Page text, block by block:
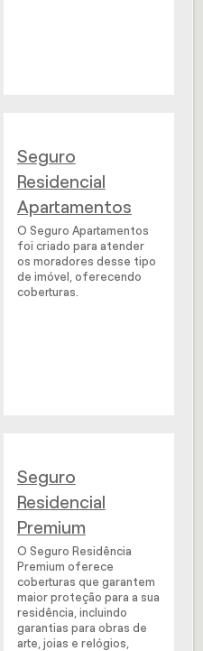
Seguro
Residencial
Apartamentos
O Seguro Apartamentos
foi criado para atender
os moradores desse tipo
de imóvel, oferecendo
coberturas.
Seguro
Residencial
Premium
O Seguro Residência
Premium oferece
coberturas que garantem
maior proteção para a sua
residência, incluindo
garantias para obras de
arte, joias e relógios,